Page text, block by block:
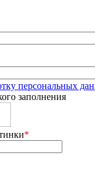
персональных
заполнения
*